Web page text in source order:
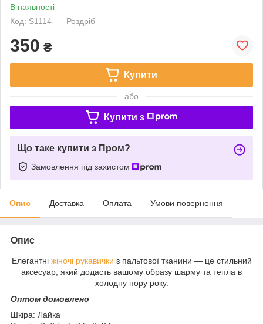
В наявності
Код: S1114
Роздріб
350 ₴
Купити
або
Купити з
Що таке купити з Пром?
Замовлення під захистом
Опис Доставка Оплата Умови повернення
Опис
Елегантні жіночі рукавички з пальтової тканини — це стильний
аксесуар, який додасть вашому образу шарму та тепла в
холодну пору року.
Оптом домовлено
Шкіра: Лайка